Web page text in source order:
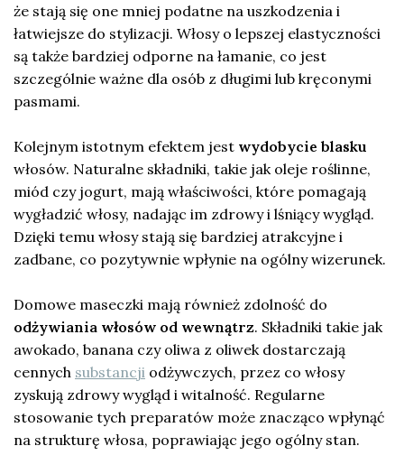
że stają się one mniej podatne na uszkodzenia i
łatwiejsze do stylizacji. Włosy o lepszej elastyczności
są także bardziej odporne na łamanie, co jest
szczególnie ważne dla osób z długimi lub kręconymi
pasmami.
Kolejnym istotnym efektem jest wydobycie blasku
włosów. Naturalne składniki, takie jak oleje roślinne,
miód czy jogurt, mają właściwości, które pomagają
wygładzić włosy, nadając im zdrowy i lśniący wygląd.
Dzięki temu włosy stają się bardziej atrakcyjne i
zadbane, co pozytywnie wpłynie na ogólny wizerunek.
Domowe maseczki mają również zdolność do
odżywiania włosów od wewnątrz. Składniki takie jak
awokado, banana czy oliwa z oliwek dostarczają
cennych substancji odżywczych, przez co włosy
zyskują zdrowy wygląd i witalność. Regularne
stosowanie tych preparatów może znacząco wpłynąć
na strukturę włosa, poprawiając jego ogólny stan.